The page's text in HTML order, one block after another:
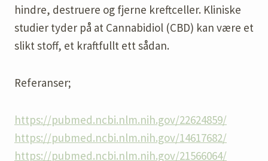
hindre, destruere og fjerne kreftceller. Kliniske
studier tyder på at Cannabidiol (CBD) kan være et
slikt stoff, et kraftfullt ett sådan.
Referanser;
https://pubmed.ncbi.nlm.nih.gov/22624859/
https://pubmed.ncbi.nlm.nih.gov/14617682/
https://pubmed.ncbi.nlm.nih.gov/21566064/